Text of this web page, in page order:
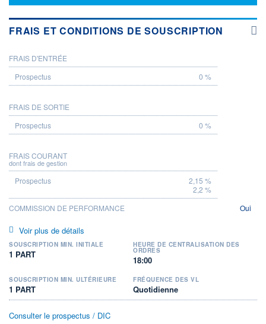
FRAIS ET CONDITIONS DE SOUSCRIPTION
PROSPECTUS
FRAIS D'ENTRÉE
0 %
FRAIS DE SORTIE
0 %
FRAIS COURANT
dont frais de gestion
2,15 %
2,2 %
COMMISSION DE PERFORMANCE
Oui
Voir plus de détails
SOUSCRIPTION MIN. INITIALE
1 PART
HEURE DE CENTRALISATION DES
ORDRES
18:00
SOUSCRIPTION MIN. ULTÉRIEURE
1 PART
FRÉQUENCE DES VL
Quotidienne
Consulter le prospectus / DIC